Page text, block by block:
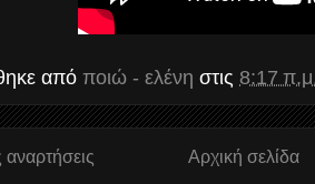
από ποιώ - ελένη στις 8:17
αναρτήσεις Αρχική σελίδα